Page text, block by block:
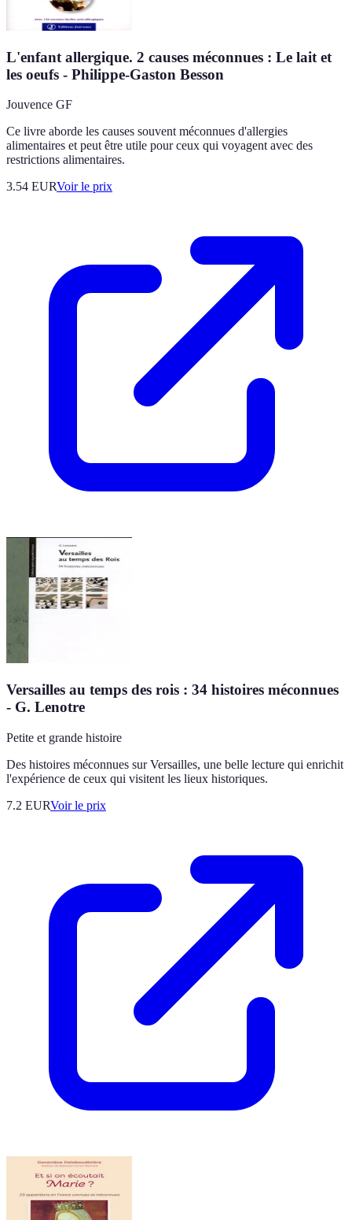
L'enfant allergique. 2 causes méconnues : Le lait et
les oeufs - Philippe-Gaston Besson
Jouvence GF
Ce livre aborde les causes souvent méconnues d'allergies
alimentaires et peut être utile pour ceux qui voyagent avec des
restrictions alimentaires.
3.54 EURVoir le prix
Versailles au temps des rois : 34 histoires méconnues
- G. Lenotre
Petite et grande histoire
Des histoires méconnues sur Versailles, une belle lecture qui enrichit
l'expérience de ceux qui visitent les lieux historiques.
7.2 EURVoir le prix